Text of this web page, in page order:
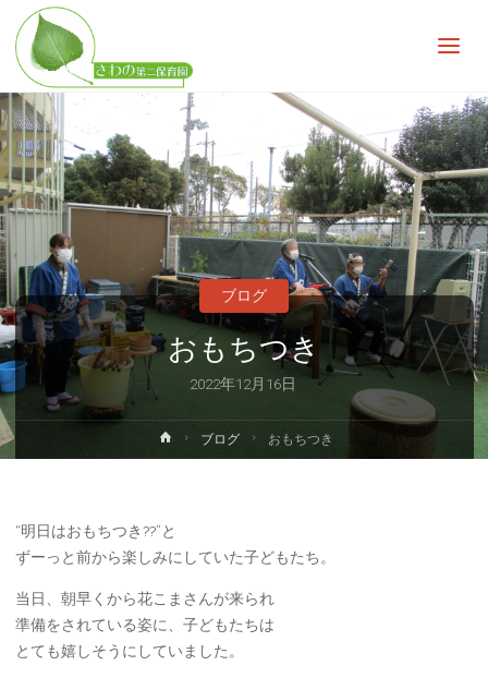
保
育
園
子
ど
も
無
限
能
性
を
げ
おもちつき
2022年12月16日
ブログ
ホ
ー
ブログ おもちつき
“明日はおもちつき??”と
ずーっと前から楽しみにしていた子どもたち。
当日、朝早くから花こまさんが来られ
準備をされている姿に、子どもたちは
とても嬉しそうにしていました。